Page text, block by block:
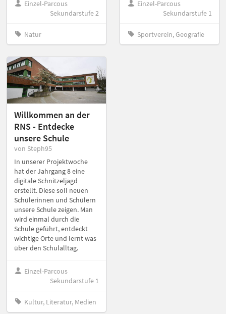
Einzel-Parcous
Sekundarstufe 2
Natur
Einzel-Parcous
Sekundarstufe 1
Sportverein, Geografie
Willkommen an der
RNS - Entdecke
unsere Schule
von Steph95
In unserer Projektwoche
hat der Jahrgang 8 eine
digitale Schnitzeljagd
erstellt. Diese soll neuen
Schülerinnen und Schülern
unsere Schule zeigen. Man
wird einmal durch die
Schule geführt, entdeckt
wichtige Orte und lernt was
über den Schulalltag.
Einzel-Parcous
Sekundarstufe 1
Kultur, Literatur, Medien